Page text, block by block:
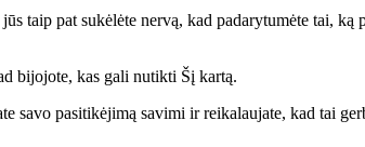
taip pat sukėlėte nervą, kad padarytumėte tai,
bijojote, kas gali nutikti Šį kartą.
pasitikėjimą savimi ir reikalaujate, kad tai